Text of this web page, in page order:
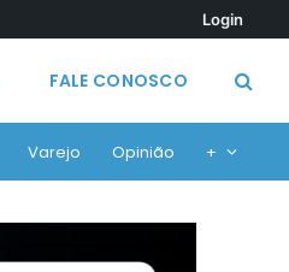
Login
FALE CONOSCO
Varejo Opinião +